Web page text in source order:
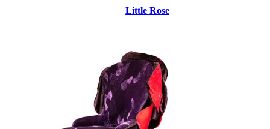
Little Rose